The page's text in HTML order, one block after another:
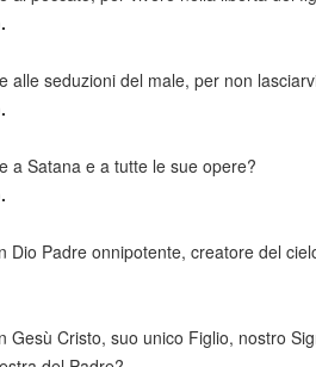
alle seduzioni del male, per non
a Satana e a tutte le sue opere?
Dio Padre onnipotente, creatore del
Gesù Cristo, suo unico Figlio, nostro